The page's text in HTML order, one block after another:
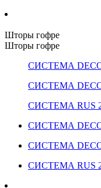
Шторы гофре
Шторы гофре
СИСТЕМА
СИСТЕМА
СИСТЕМА RUS
СИСТЕМА
СИСТЕМА
СИСТЕМА RUS